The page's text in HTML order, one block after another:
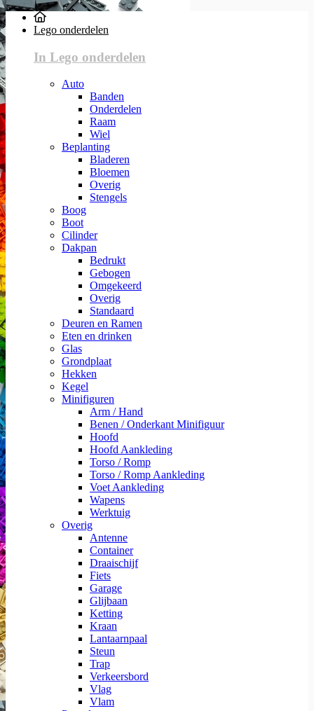
Lego onderdelen
In Lego onderdelen
Auto
Banden
Onderdelen
Raam
Wiel
Beplanting
Bladeren
Bloemen
Overig
Stengels
Boog
Boot
Cilinder
Dakpan
Bedrukt
Gebogen
Omgekeerd
Overig
Standaard
Deuren en Ramen
Eten en drinken
Glas
Grondplaat
Hekken
Kegel
Minifiguren
Arm / Hand
Benen / Onderkant Minifiguur
Hoofd
Hoofd Aankleding
Torso / Romp
Torso / Romp Aankleding
Voet Aankleding
Wapens
Werktuig
Overig
Antenne
Container
Draaischijf
Fiets
Garage
Glijbaan
Ketting
Kraan
Lantaarnpaal
Steun
Trap
Verkeersbord
Vlag
Vlam